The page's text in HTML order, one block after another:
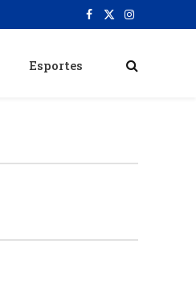
Facebook
X
Instagram
Esportes